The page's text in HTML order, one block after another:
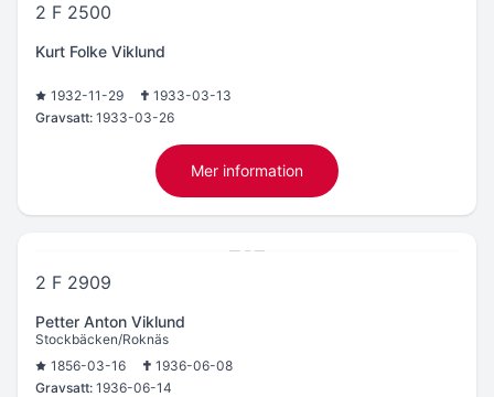
2 F 2500
Kurt Folke Viklund
1932-11-29
1933-03-13
Gravsatt: 1933-03-26
Mer information
2 F 2909
Petter Anton Viklund
Stockbäcken/Roknäs
1856-03-16
1936-06-08
Gravsatt: 1936-06-14